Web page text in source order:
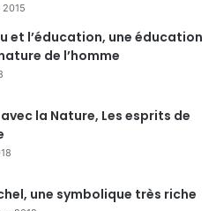
2015
et l’éducation, une éducation
de l’homme
la Nature, Les esprits de
une symbolique très riche